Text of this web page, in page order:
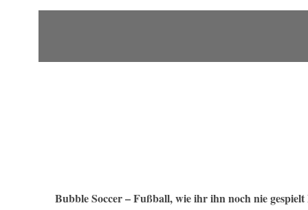
Bubble Soccer – Fußball, wie ihr ihn noch nie